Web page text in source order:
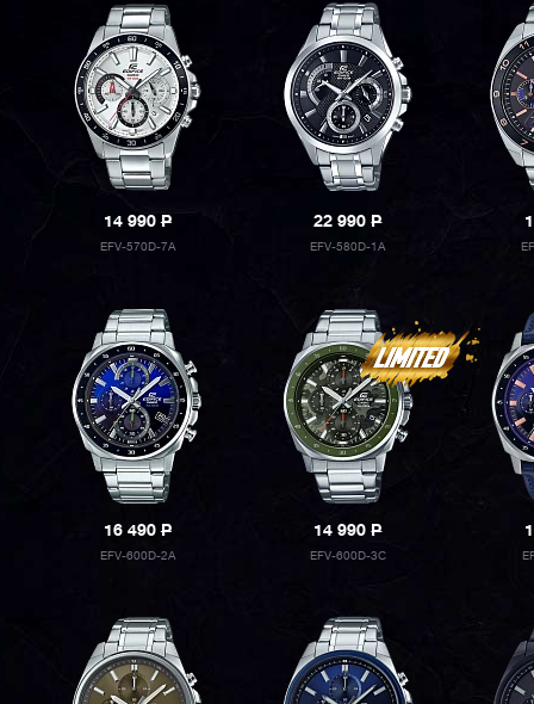
14 990P
EFV-570D-7A
22 990P
EFV-580D-1A
16 490P
EFV-600D-2A
14 990P
EFV-600D-3C